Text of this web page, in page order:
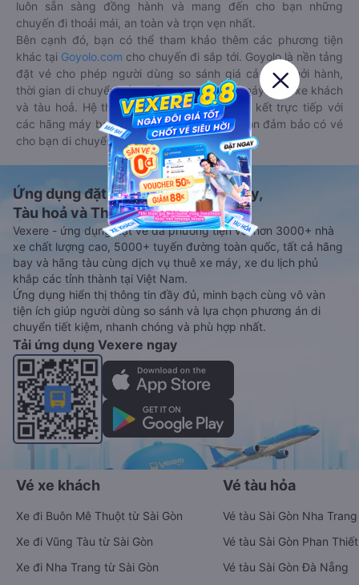
luôn sẵn sàng đồng hành và mang đến cho bạn những
chuyến đi thoải mái, an toàn và trọn vẹn nhất.
Bên cạnh đó, bạn có thể tham khảo thêm các phương tiện
khác tại Goyolo.com cho chuyến đi sắp tới. Goyolo là nền tảng
đặt vé cho phép người dùng so sánh giá cả, giờ khởi hành,
thời gian di chuyển của nhiều phương tiện máy bay, xe khách
và tàu hoả. Hệ thống của Goyolo được liên kết trực tiếp với
các hãng máy bay, xe khách và tàu hoả, luôn đảm bảo có vé
cho bạn di chuyển.
Ứng dụng đặt vé Xe khách, Máy bay,
Tàu hoả và Thuê xe
Vexere - ứng dụng đặt vé đa phương tiện với hơn 3000+ nhà
xe chất lượng cao, 5000+ tuyến đường toàn quốc, tất cả hãng
bay và hãng tàu cùng dịch vụ thuê xe máy, xe du lịch phủ
khắp các tỉnh thành tại Việt Nam.
Ứng dụng hiển thị thông tin đầy đủ, minh bạch cùng vô vàn
tiện ích giúp người dùng so sánh và lựa chọn phương án di
chuyển tiết kiệm, nhanh chóng và phù hợp nhất.
Tải ứng dụng Vexere ngay
Vé xe khách
Xe đi Buôn Mê Thuột từ Sài Gòn
Xe đi Vũng Tàu từ Sài Gòn
Xe đi Nha Trang từ Sài Gòn
Vé tàu hỏa
Vé tàu Sài Gòn Nha Trang
Vé tàu Sài Gòn Phan Thiết
Vé tàu Sài Gòn Đà Nẵng